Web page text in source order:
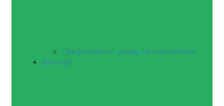
Средства по уходу за паркетом
Бренды